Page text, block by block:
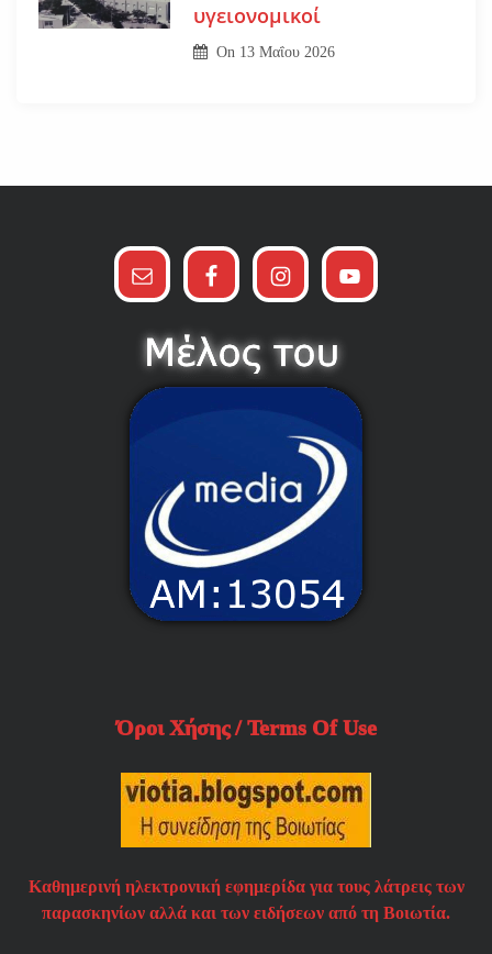
υγειονομικοί
On 13 Μαΐου 2026
Όροι Χήσης / Terms Of Use
Καθημερινή ηλεκτρονική εφημερίδα για τους λάτρεις των
παρασκηνίων αλλά και των ειδήσεων από τη Βοιωτία.